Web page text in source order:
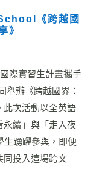
《跨越國
》
際實習生計畫攜手
舉辦《跨越國界：
此次活動以全英語
永續」與「走入夜
生踴躍參與，即便
同投入這場跨文